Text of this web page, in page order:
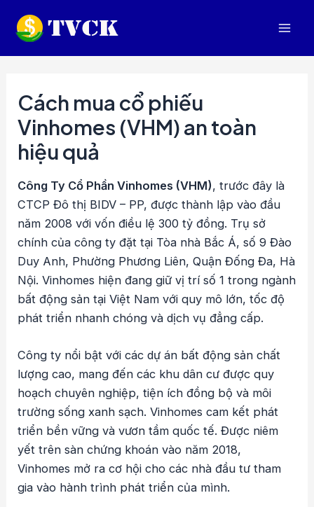
Cách mua cổ phiếu
Vinhomes (VHM) an toàn
hiệu quả
Công Ty Cổ Phần Vinhomes (VHM), trước đây là
CTCP Đô thị BIDV – PP, được thành lập vào đầu
năm 2008 với vốn điều lệ 300 tỷ đồng. Trụ sở
chính của công ty đặt tại Tòa nhà Bắc Á, số 9 Đào
Duy Anh, Phường Phương Liên, Quận Đống Đa, Hà
Nội. Vinhomes hiện đang giữ vị trí số 1 trong ngành
bất động sản tại Việt Nam với quy mô lớn, tốc độ
phát triển nhanh chóng và dịch vụ đẳng cấp.
Công ty nổi bật với các dự án bất động sản chất
lượng cao, mang đến các khu dân cư được quy
hoạch chuyên nghiệp, tiện ích đồng bộ và môi
trường sống xanh sạch. Vinhomes cam kết phát
triển bền vững và vươn tầm quốc tế. Được niêm
yết trên sàn chứng khoán vào năm 2018,
Vinhomes mở ra cơ hội cho các nhà đầu tư tham
gia vào hành trình phát triển của mình.